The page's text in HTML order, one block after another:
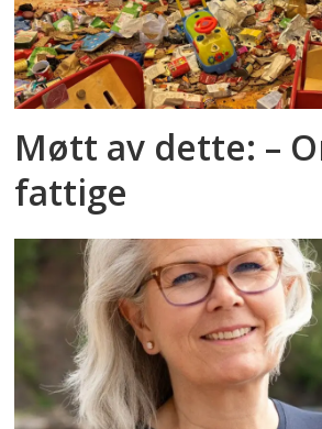
Møtt av dette: –
fattige